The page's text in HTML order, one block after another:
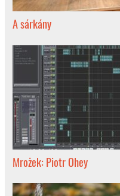
A sárkány
Mrożek: Piotr Ohey